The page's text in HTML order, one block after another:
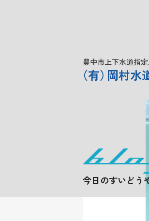
豊中市上下水道指
（有） 岡村水
今日のすいどう